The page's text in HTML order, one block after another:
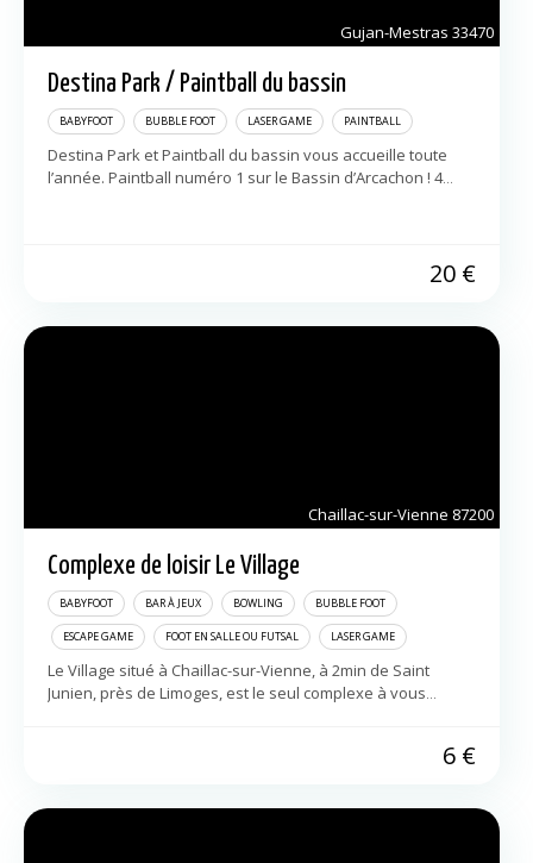
Gujan-Mestras 33470
Destina Park / Paintball du bassin
BABYFOOT BUBBLE FOOT LASER GAME PAINTBALL
Destina Park et Paintball du bassin vous accueille toute
l’année. Paintball numéro 1 sur le Bassin d’Arcachon ! 4
20 €
Chaillac-sur-Vienne 87200
Complexe de loisir Le Village
BABYFOOT BAR À JEUX BOWLING BUBBLE FOOT
ESCAPE GAME FOOT EN SALLE OU FUTSAL LASER GAME
Le Village situé à Chaillac-sur-Vienne, à 2min de Saint
Junien, près de Limoges, est le seul complexe à vous
6 €